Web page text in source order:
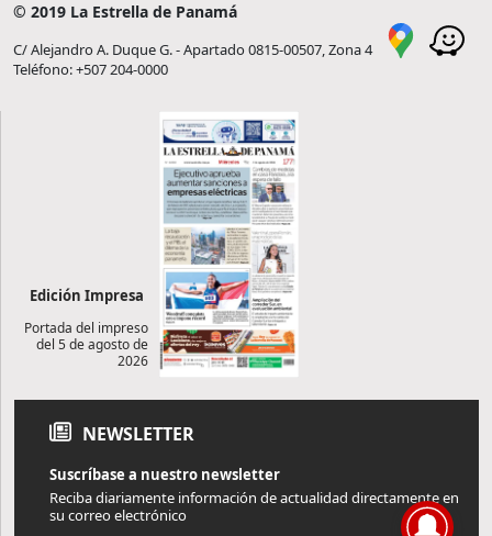
© 2019 La Estrella de Panamá
C/ Alejandro A. Duque G. - Apartado 0815-00507, Zona 4
Teléfono: +507 204-0000
Edición Impresa
Portada del impreso
del 5 de agosto de
2026
NEWSLETTER
Suscríbase a nuestro newsletter
Reciba diariamente información de actualidad directamente en
su correo electrónico